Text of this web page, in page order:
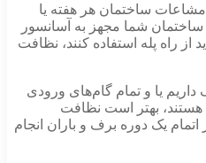
ساختمان هر هفته یا
ساختمان شما مجهز به آسانسور
راه پله استفاده کنند، نظافت
یا و تمام گام‌های ورودی
بهتر است نظافت
یک دوره برف و باران انجام